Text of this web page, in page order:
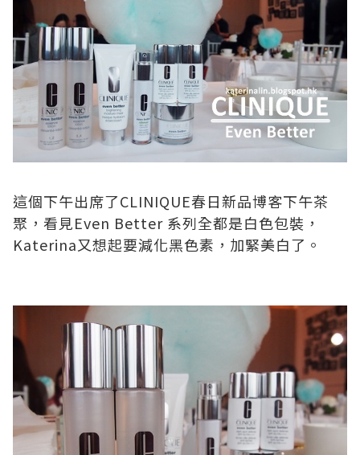
這個下午出席了CLINIQUE春日新品博客下午茶
聚，看見Even Better 系列全都是白色包裝，
Katerina又想起要減化黑色素，加緊美白了。